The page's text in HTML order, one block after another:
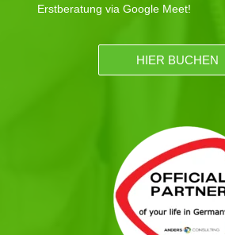
Erstberatung via Google Meet!
HIER BUCHEN